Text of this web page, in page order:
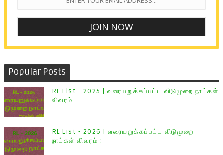
Popular Posts
RL List - 2025 | வரையறுக்கப்பட்ட விடுமுறை நாட்கள்
விவரம் :
RL List - 2026 | வரையறுக்கப்பட்ட விடுமுறை
நாட்கள் விவரம் :